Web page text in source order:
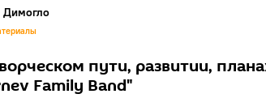
Димогло
пути, развитии,
Family Band"